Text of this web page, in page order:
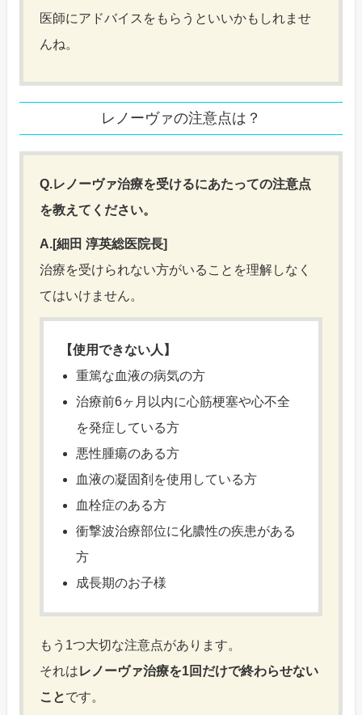
医師にアドバイスをもらうといいかもしれませ
んね。
レノーヴァの注意点は？
Q.レノーヴァ治療を受けるにあたっての注意点
を教えてください。
A.[細田 淳英総医院長]
治療を受けられない方がいることを理解しなく
てはいけません。
【使用できない人】
重篤な血液の病気の方
治療前6ヶ月以内に心筋梗塞や心不全
を発症している方
悪性腫瘍のある方
血液の凝固剤を使用している方
血栓症のある方
衝撃波治療部位に化膿性の疾患がある
方
成長期のお子様
もう1つ大切な注意点があります。
それはレノーヴァ治療を1回だけで終わらせない
ことです。